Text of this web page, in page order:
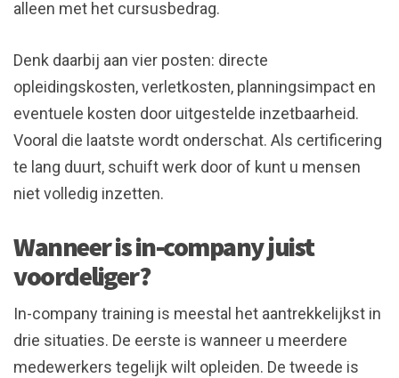
alleen met het cursusbedrag.
Denk daarbij aan vier posten: directe
opleidingskosten, verletkosten, planningsimpact en
eventuele kosten door uitgestelde inzetbaarheid.
Vooral die laatste wordt onderschat. Als certificering
te lang duurt, schuift werk door of kunt u mensen
niet volledig inzetten.
Wanneer is in-company juist
voordeliger?
In-company training is meestal het aantrekkelijkst in
drie situaties. De eerste is wanneer u meerdere
medewerkers tegelijk wilt opleiden. De tweede is